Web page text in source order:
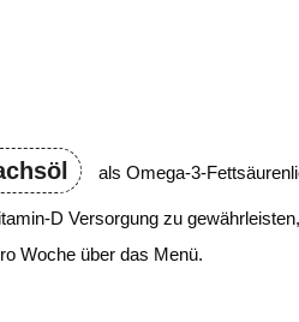
als Omega-3-
D Versorgung zu
Woche über das Menü.